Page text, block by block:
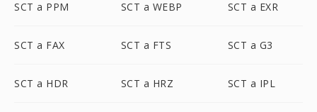
SCT a PPM SCT a WEBP SCT a EXR
SCT a FAX SCT a FTS SCT a G3
SCT a HDR SCT a HRZ SCT a IPL